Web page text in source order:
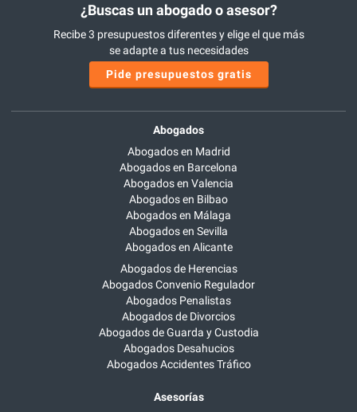
¿Buscas un abogado o asesor?
Recibe 3 presupuestos diferentes y elige el que más
se adapte a tus necesidades
Pide presupuestos gratis
Abogados
Abogados en Madrid
Abogados en Barcelona
Abogados en Valencia
Abogados en Bilbao
Abogados en Málaga
Abogados en Sevilla
Abogados en Alicante
Abogados de Herencias
Abogados Convenio Regulador
Abogados Penalistas
Abogados de Divorcios
Abogados de Guarda y Custodia
Abogados Desahucios
Abogados Accidentes Tráfico
Asesorías